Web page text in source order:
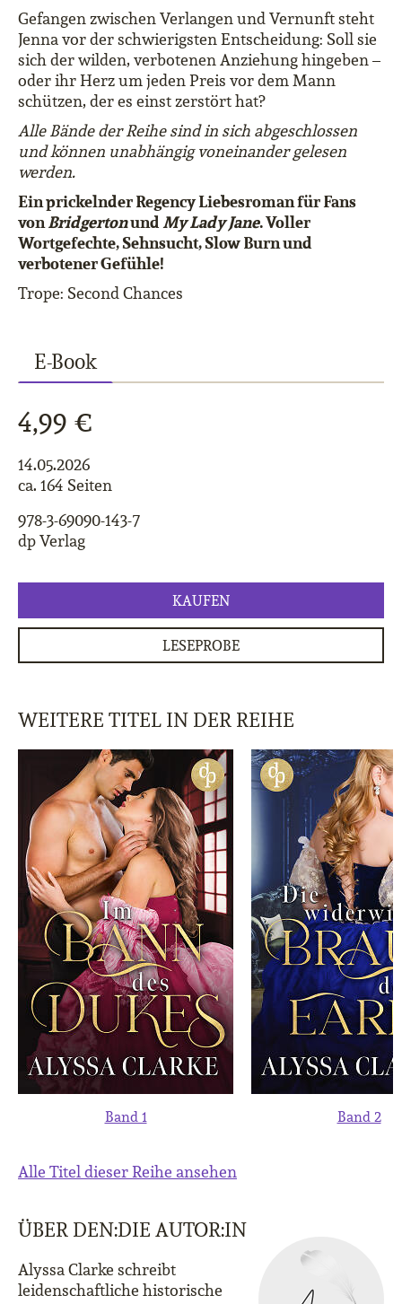
Gefangen zwischen Verlangen und Vernunft steht
Jenna vor der schwierigsten Entscheidung: Soll sie
sich der wilden, verbotenen Anziehung hingeben –
oder ihr Herz um jeden Preis vor dem Mann
schützen, der es einst zerstört hat?
Alle Bände der Reihe sind in sich abgeschlossen
und können unabhängig voneinander gelesen
werden.
Ein prickelnder Regency Liebesroman für Fans
vonBridgertonundMy Lady Jane. Voller
Wortgefechte, Sehnsucht, Slow Burn und
verbotener Gefühle!
Trope: Second Chances
E-Book
4,99 €
14.05.2026
ca. 164 Seiten
978-3-69090-143-7
dp Verlag
KAUFEN
LESEPROBE
WEITERE TITEL IN DER REIHE
Band 1 Band 2
Alle Titel dieser Reihe ansehen
ÜBER DEN:DIE AUTOR:IN
Alyssa Clarke schreibt
leidenschaftliche historische